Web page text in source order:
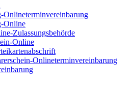
Onlineterminvereinbarung
Online
Zulassungsbehörde
Online
Onlineterminvereinbarung